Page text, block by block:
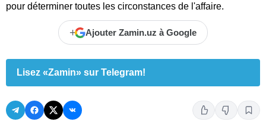
pour déterminer toutes les circonstances de l'affaire.
+ Ajouter Zamin.uz à Google
Lisez «Zamin» sur Telegram!